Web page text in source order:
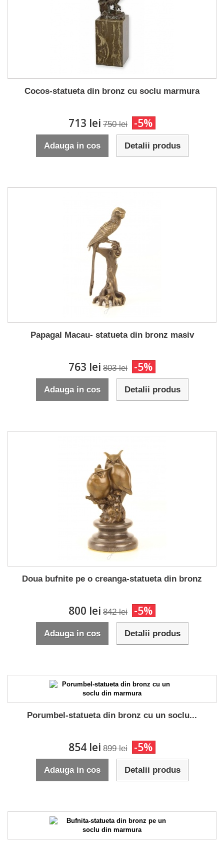
Cocos-statueta din bronz cu soclu marmura
713 lei 750 lei -5%
Adauga in cos Detalii produs
Papagal Macau- statueta din bronz masiv
763 lei 803 lei -5%
Adauga in cos Detalii produs
Doua bufnite pe o creanga-statueta din bronz
800 lei 842 lei -5%
Adauga in cos Detalii produs
Porumbel-statueta din bronz cu un soclu...
854 lei 899 lei -5%
Adauga in cos Detalii produs